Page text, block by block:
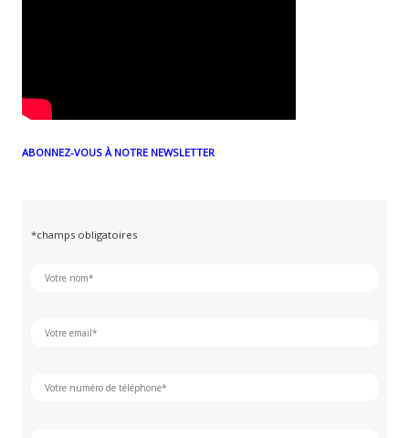
ABONNEZ-VOUS À NOTRE NEWSLETTER
*champs obligatoires